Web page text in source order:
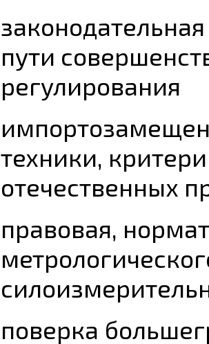
пути
регулирования
техники,
отечественных
правовая,
поверка